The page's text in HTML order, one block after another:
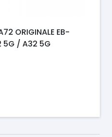
ORIGINALE EB-
5G / A32 5G